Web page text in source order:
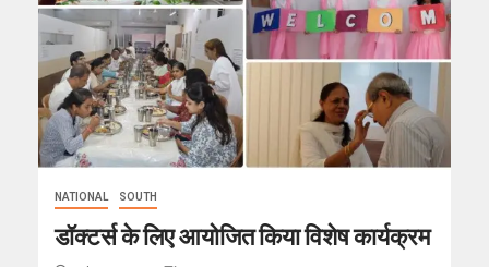
NATIONAL SOUTH
डॉक्टर्स के लिए आयोजित किया विशेष कार्यक्रम